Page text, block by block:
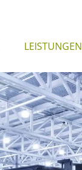
LEISTUNGEN